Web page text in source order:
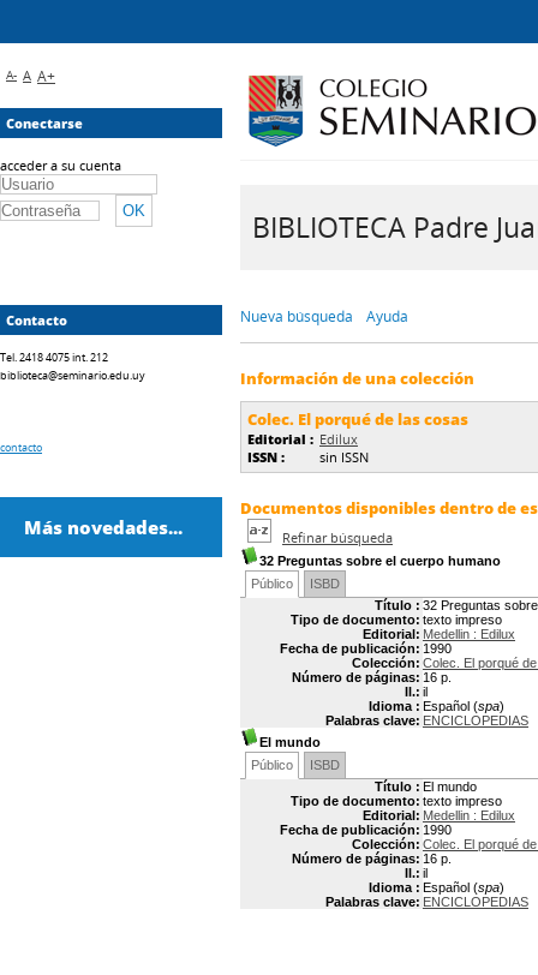
BIBLIOTECA Padre
Nueva búsqueda Ayuda
Información de una colección
Colec. El porqué de las cosas
Editorial : Edilux
ISSN :
sin ISSN
Documentos disponibles dentro de
Refinar búsqueda
32 Preguntas sobre el cuerpo humano
Público
ISBD
Título : 32 Preguntas
Tipo de documento: texto impreso
Editorial: Medellin : Edilux
Fecha de publicación: 1990
Colección: Colec. El porqué
Número de páginas: 16 p.
Il.: il
Idioma : Español (spa)
Palabras clave: ENCICLOPEDIAS
El mundo
Público
ISBD
Título : El mundo
Tipo de documento: texto impreso
Editorial: Medellin : Edilux
Fecha de publicación: 1990
Colección: Colec. El porqué
Número de páginas: 16 p.
Il.: il
Idioma : Español (spa)
Palabras clave: ENCICLOPEDIAS
A- A A+
Conectarse
acceder a su cuenta
Contacto
Tel. 2418 4075 int. 212
biblioteca@seminario.edu.uy
contacto
Más novedades...